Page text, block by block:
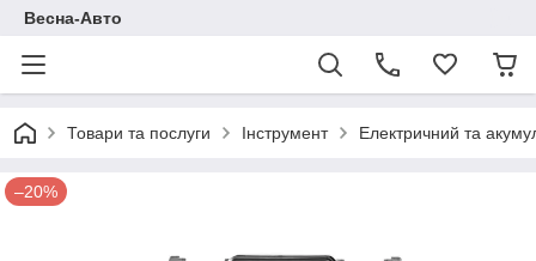
Весна-Авто
Товари та послуги Інструмент Електричний та
–20%